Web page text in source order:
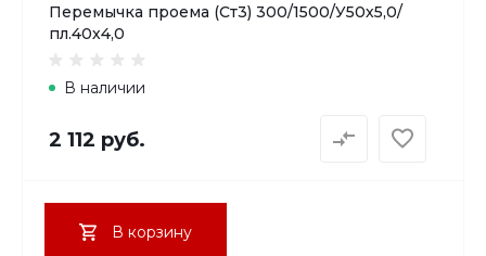
Перемычка проема (Ст3) 300/1500/У50х5,0/
пл.40х4,0
В наличии
2 112 руб.
В корзину